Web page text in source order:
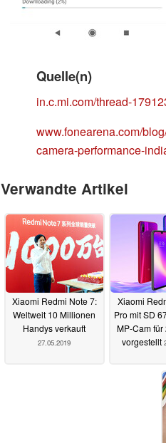
Quelle(n)
in.c.mi.com/thread-
www.fonearena.com/
camera-performance-
Verwandte Artikel
Xiaomi Redmi Note 7:
Weltweit 10 Millionen
Handys verkauft
27.05.2019
Xiaomi
Pro mit SD
MP-Cam
vorgestellt